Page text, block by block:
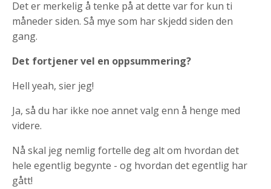
Det er merkelig å tenke på at dette var for kun ti
måneder siden. Så mye som har skjedd siden den
gang.
Det fortjener vel en oppsummering?
Hell yeah, sier jeg!
Ja, så du har ikke noe annet valg enn å henge med
videre.
Nå skal jeg nemlig fortelle deg alt om hvordan det
hele egentlig begynte - og hvordan det egentlig har
gått!